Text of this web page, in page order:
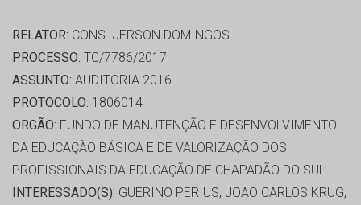
RELATOR: CONS. JERSON DOMINGOS
PROCESSO: TC/7786/2017
ASSUNTO: AUDITORIA 2016
PROTOCOLO: 1806014
ORGÃO: FUNDO DE MANUTENÇÃO E DESENVOLVIMENTO
DA EDUCAÇÃO BÁSICA E DE VALORIZAÇÃO DOS
PROFISSIONAIS DA EDUCAÇÃO DE CHAPADÃO DO SUL
INTERESSADO(S): GUERINO PERIUS, JOAO CARLOS KRUG,